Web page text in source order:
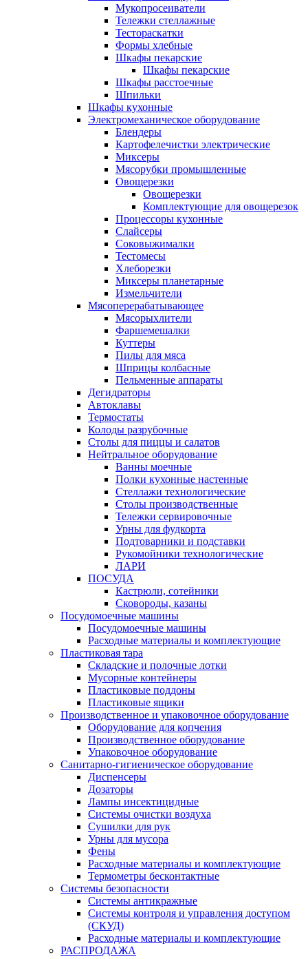
Мукопросеиватели
Тележки стеллажные
Тестораскатки
Формы хлебные
Шкафы пекарские
Шкафы пекарские
Шкафы расстоечные
Шпильки
Шкафы кухонные
Электромеханическое оборудование
Блендеры
Картофелечистки электрические
Миксеры
Мясорубки промышленные
Овощерезки
Овощерезки
Комплектующие для овощерезок
Процессоры кухонные
Слайсеры
Соковыжималки
Тестомесы
Хлеборезки
Миксеры планетарные
Измельчители
Мясоперерабатывающее
Мясорыхлители
Фаршемешалки
Куттеры
Пилы для мяса
Шприцы колбасные
Пельменные аппараты
Дегидраторы
Автоклавы
Термостаты
Колоды разрубочные
Столы для пиццы и салатов
Нейтральное оборудование
Ванны моечные
Полки кухонные настенные
Стеллажи технологические
Столы производственные
Тележки сервировочные
Урны для фудкорта
Подтоварники и подставки
Рукомойники технологические
ЛАРИ
ПОСУДА
Кастрюли, сотейники
Сковороды, казаны
Посудомоечные машины
Посудомоечные машины
Расходные материалы и комплектующие
Пластиковая тара
Складские и полочные лотки
Мусорные контейнеры
Пластиковые поддоны
Пластиковые ящики
Производственное и упаковочное оборудование
Оборудование для копчения
Производственное оборудование
Упаковочное оборудование
Санитарно-гигиеническое оборудование
Диспенсеры
Дозаторы
Лампы инсектицидные
Системы очистки воздуха
Сушилки для рук
Урны для мусора
Фены
Расходные материалы и комплектующие
Термометры бесконтактные
Системы безопасности
Системы антикражные
Системы контроля и управления доступом
(СКУД)
Расходные материалы и комплектующие
РАСПРОДАЖА